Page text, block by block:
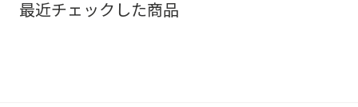
最近チェックした商品